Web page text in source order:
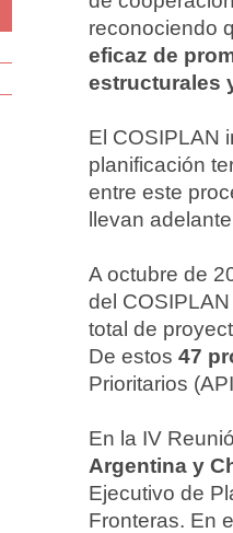
reconociendo
eficaz de
estructurales
El COSIPLAN
planificación
entre este
llevan
A octubre de
del
total de
De estos 47
Prioritarios
En la IV
Argentina y
Ejecutivo de
Fronteras. En